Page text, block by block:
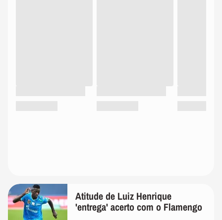
Atitude de Luiz Henrique
'entrega' acerto com o Flamengo